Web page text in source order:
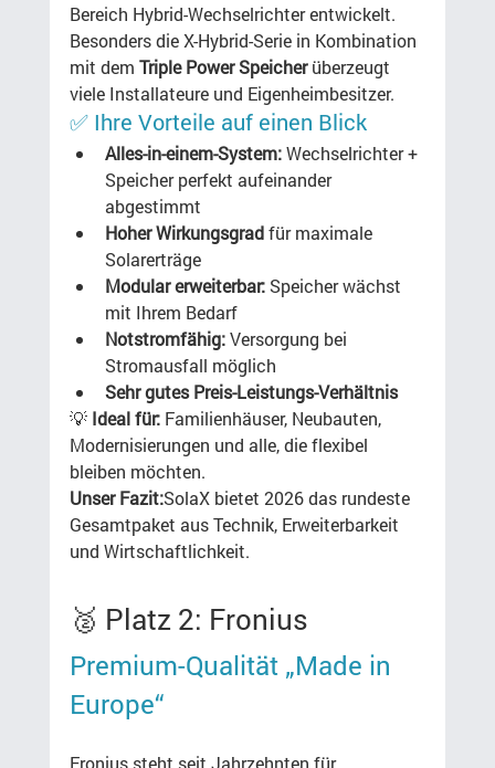
Bereich Hybrid-Wechselrichter entwickelt.
Besonders die X-Hybrid-Serie in Kombination
mit dem Triple Power Speicher überzeugt
viele Installateure und Eigenheimbesitzer.
✅ Ihre Vorteile auf einen Blick
Alles-in-einem-System: Wechselrichter +
Speicher perfekt aufeinander
abgestimmt
Hoher Wirkungsgrad für maximale
Solarerträge
Modular erweiterbar: Speicher wächst
mit Ihrem Bedarf
Notstromfähig: Versorgung bei
Stromausfall möglich
Sehr gutes Preis-Leistungs-Verhältnis
💡 Ideal für: Familienhäuser, Neubauten,
Modernisierungen und alle, die flexibel
bleiben möchten.
Unser Fazit:SolaX bietet 2026 das rundeste
Gesamtpaket aus Technik, Erweiterbarkeit
und Wirtschaftlichkeit.
🥈 Platz 2: Fronius
Premium-Qualität „Made in
Europe“
Fronius steht seit Jahrzehnten für